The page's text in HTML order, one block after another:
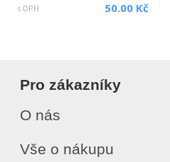
s DPH 50.00 Kč
Pro zákazníky
O nás
Vše o nákupu